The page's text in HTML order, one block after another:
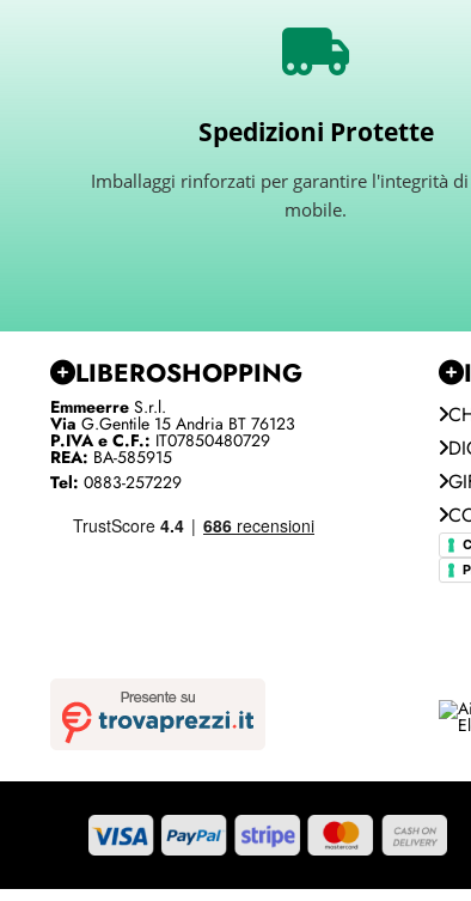
Spedizioni Protette
Imballaggi rinforzati per garantire l'integrità
mobile.
LIBEROSHOPPING
Emmeerre S.r.l.
Via G.Gentile 15 Andria BT 76123
P.IVA e C.F.: IT07850480729
REA: BA-585915
Tel: 0883-257229